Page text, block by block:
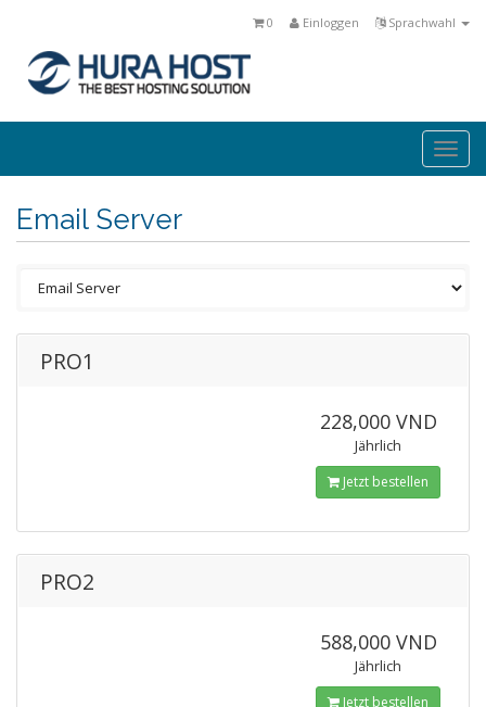
Sprachwahl
Einloggen
0
Email Server
PRO1
228,000 VND
Jährlich
Jetzt bestellen
PRO2
588,000 VND
Jährlich
Jetzt bestellen